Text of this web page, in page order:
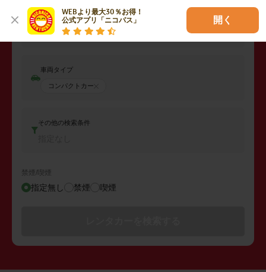
WEBより最大30％お得！
公式アプリ「ニコパス」
開く
返却日時
2026年08月10日 (月)
車両タイプ
コンパクトカー
その他の検索条件
禁煙/喫煙
指定無し 禁煙 喫煙